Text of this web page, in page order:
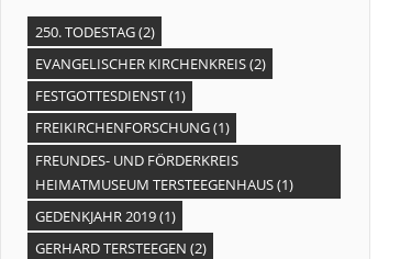
250. TODESTAG(2)
EVANGELISCHER KIRCHENKREIS(2)
FESTGOTTESDIENST(1)
FREIKIRCHENFORSCHUNG(1)
FREUNDES- UND FÖRDERKREIS
HEIMATMUSEUM TERSTEEGENHAUS(1)
GEDENKJAHR 2019(1)
GERHARD TERSTEEGEN (2)